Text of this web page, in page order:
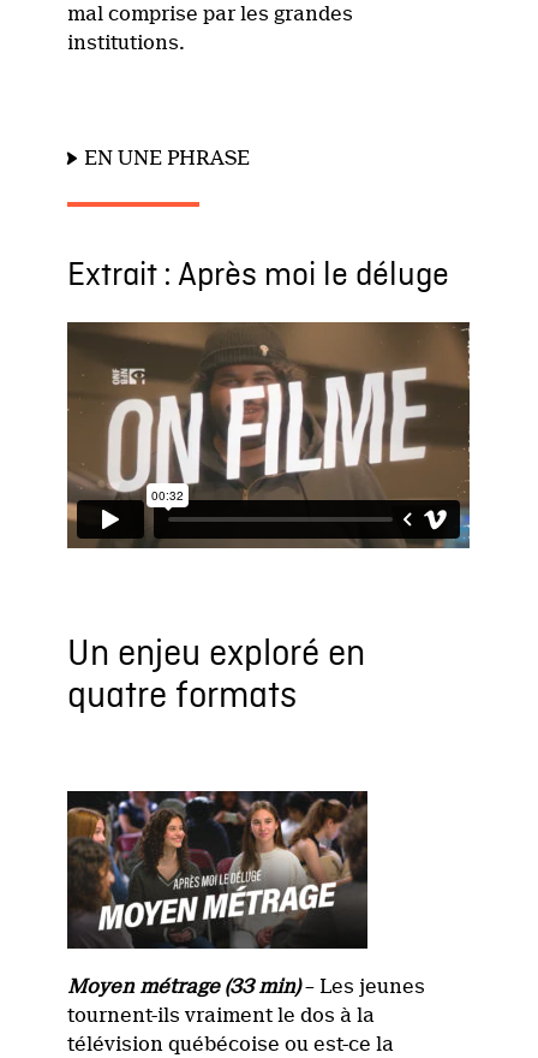
mal comprise par les grandes
institutions.
EN UNE PHRASE
Extrait : Après moi le déluge
Un enjeu exploré en
quatre formats
Moyen métrage (33 min)– Les jeunes
tournent-ils vraiment le dos à la
télévision québécoise ou est-ce la